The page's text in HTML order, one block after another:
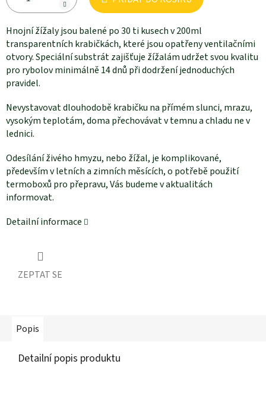
Hnojní žížaly jsou balené po 30 ti kusech v 200ml
transparentních krabičkách, které jsou opatřeny ventilačními
otvory. Speciální substrát zajišťuje žížalám udržet svou kvalitu
pro rybolov minimálně 14 dnů při dodržení jednoduchých
pravidel.
Nevystavovat dlouhodobě krabičku na přímém slunci, mrazu,
vysokým teplotám, doma přechovávat v temnu a chladu ne v
lednici.
Odesílání živého hmyzu, nebo žížal, je komplikované,
především v letních a zimních měsících, o potřebě použití
termoboxů pro přepravu, Vás budeme v aktualitách
informovat.
Detailní informace
ZEPTAT SE
Popis
Detailní popis produktu